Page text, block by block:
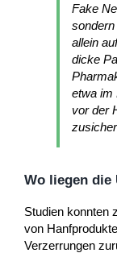
Fake
allein
dicke
etwa im
vor der
Wo liegen die
Studien konnten
von
Verzerrungen